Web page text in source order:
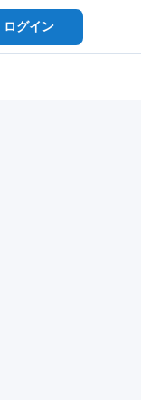
ログイン